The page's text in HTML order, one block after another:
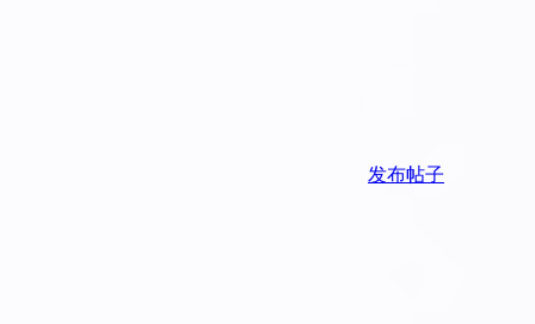
发布帖子